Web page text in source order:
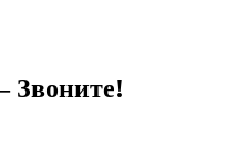
Звоните!